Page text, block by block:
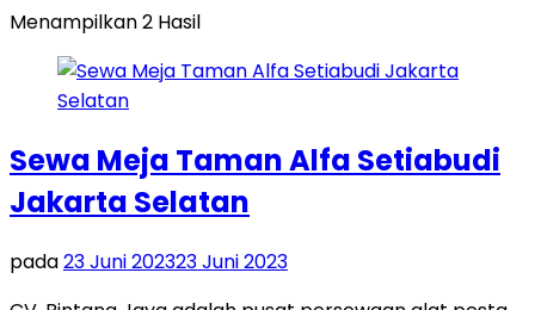
Menampilkan 2 Hasil
Sewa Meja Taman Alfa Setiabudi
Jakarta Selatan
pada23 Juni 202323 Juni 2023